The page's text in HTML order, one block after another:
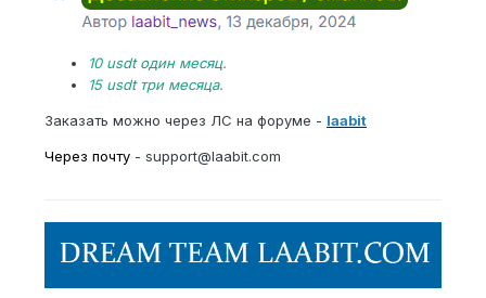
10 usdt один месяц.
15 usdt три месяца.
Заказать можно через ЛС на форуме - laabit
Через почту - support@laabit.com